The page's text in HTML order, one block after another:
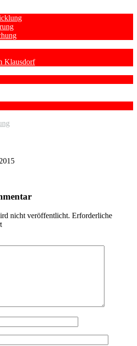
Klausdorf
nicht veröffentlicht. Erforderliche